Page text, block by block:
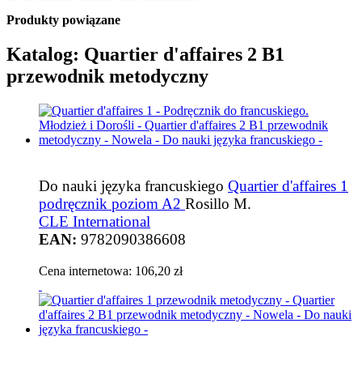
Produkty powiązane
Katalog: Quartier d'affaires 2 B1
przewodnik metodyczny
Do nauki języka francuskiego Quartier d'affaires 1
podręcznik poziom A2 Rosillo M.
CLE International
EAN: 9782090386608
Cena internetowa: 106,20 zł